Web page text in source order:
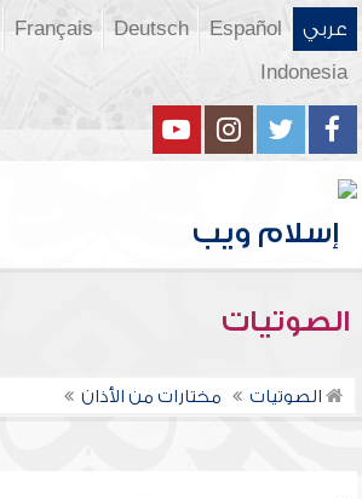
عربي Español
Deutsch
Français
Indonesia
الصوتيات
الصوتيات مختارات من الأذان